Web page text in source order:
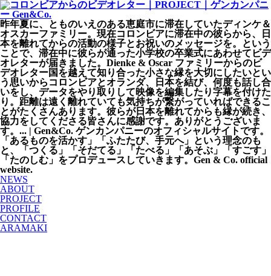
昨年夏に、とものいえのある恵庭市に滞在していたディンケ＆
オスカーファミリー。現在コロンビアに滞在中の彼らから、日
本を離れてからの活動の様子とお祝いのメッセージを。という
ことで、滞在中に彼らが通った小学校の卒業式にあわせてビデ
オレターが届きました。Dienke & Oscar ファミリーからのビ
デオレター国を越えて知り合った小さな縁を大切にしたいとい
う思いからコロンビアとオランダ、日本を結び、何度も話し合
いをし、データをやり取りして映像を編集したり字幕を付けた
り。距離は遠く離れていても気持ちが繋がっていればできるこ
とがたくさんあります。彼らが日本を離れてからも縁が続き、
協力をしてくださる皆さんに感謝です。ありがとうございま
す。... | Gen&Co. ゲンカンパニーのオフィシャルサイトです。
「あるものを活かす」「ふたたび、手元へ」という理念のも
と、「つくる」「そだてる」「たべる」「あそぶ」「すごす」
「たのしむ」をプロデュースしていきます。Gen & Co. official
website.
NEWS
ABOUT
PROJECT
PROFILE
CONTACT
ARAMAKI